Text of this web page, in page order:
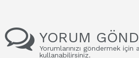
YORUM
Yorumlarınızı göndermek için
kullanabilirsiniz.